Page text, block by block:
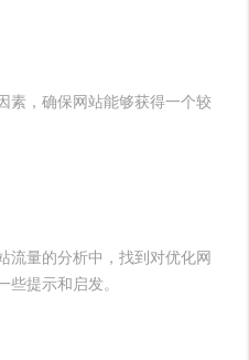
素，确保网站能够获得一个较
流量的分析中，找到对优化网
些提示和启发。